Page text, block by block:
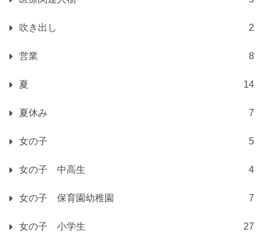
吹き出し 2
営業 8
夏 14
夏休み 7
女の子 5
女の子 中高生 4
女の子 保育園幼稚園 7
女の子 小学生 27